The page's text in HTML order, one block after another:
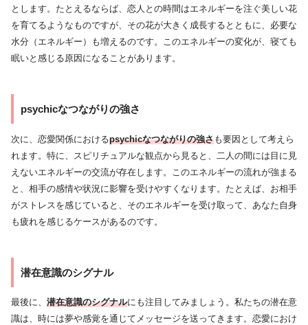
とします。たとえるならば、恋人との時間はエネルギーを注ぐ美しい花
を育てるようなものですが、その花が大きく成長するとともに、必要な
水分（エネルギー）も増えるのです。このエネルギーの変化が、寝ても
眠いと感じる原因になることがあります。
psychicなつながりの強さ
次に、恋愛関係におけるpsychicなつながりの強さも要因として考えら
れます。特に、スピリチュアルな観点から見ると、二人の間には目に見
えないエネルギーの交流が存在します。このエネルギーの流れが強まる
と、相手の感情や状況に影響を受けやすくなります。たとえば、お相手
がストレスを感じていると、そのエネルギーを受け取って、あなた自身
も疲れを感じるケースがあるのです。
潜在意識のシグナル
最後に、 潜在意識のシグナルにも注目してみましょう。私たちの潜在意
識は、時には夢や感覚を通じてメッセージを送ってきます。恋愛におけ